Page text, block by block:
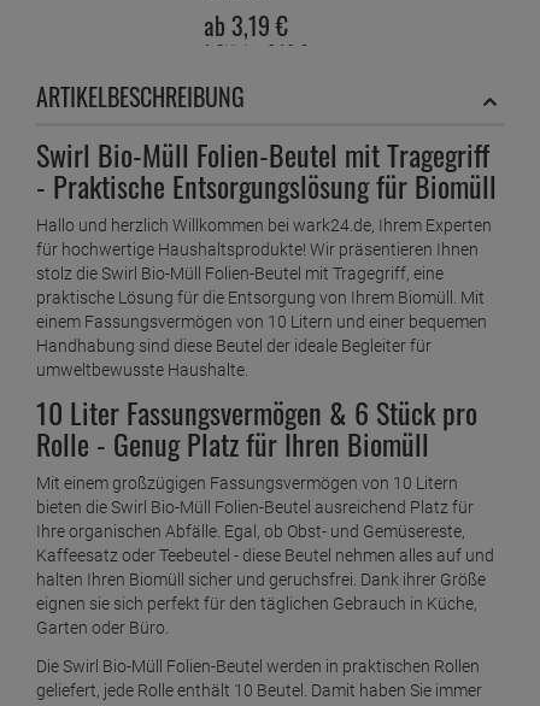
ab 3,19 €
1 Stück = 3, 19 €
6stk./Rolle
1 Stück = 3,19
Swirl Bio-Müll-Papier-Beutel 10L 10 Stück
ab1,69€
1 Stück =1,69 €
Swirl Fixierband Müllbeutel 10L ( 15 stk./ Rolle )
ab2,29€
1 Stück =2,29 €
Swirl Fixierband Müllbeutel 20L ( 15 stk./ Rolle )
ab2,19€
1 Stück =2, 19 €
Swirl Fixierband Müllbeutel 35L ( 10 stk./ Rolle )
ab2,29€
1 Stück =
Swirl Fixierband Müllbeutel 60L ( 10 stk./ Rolle )
ab2,29 €
ARTIKELBESCHREIBUNG
Swirl Bio-Müll Folien-Beutel mit Tragegriff
- Praktische Entsorgungslösung für Biomüll
Hallo und herzlich Willkommen bei wark24.de, Ihrem Experten
für hochwertige Haushaltsprodukte! Wir präsentieren Ihnen
stolz die Swirl Bio-Müll Folien-Beutel mit Tragegriff, eine
praktische Lösung für die Entsorgung von Ihrem Biomüll. Mit
einem Fassungsvermögen von 10 Litern und einer bequemen
Handhabung sind diese Beutel der ideale Begleiter für
umweltbewusste Haushalte.
10 Liter Fassungsvermögen & 6 Stück pro
Rolle - Genug Platz für Ihren Biomüll
Mit einem großzügigen Fassungsvermögen von 10 Litern
bieten die Swirl Bio-Müll Folien-Beutel ausreichend Platz für
Ihre organischen Abfälle. Egal, ob Obst- und Gemüsereste,
Kaffeesatz oder Teebeutel - diese Beutel nehmen alles auf und
halten Ihren Biomüll sicher und geruchsfrei. Dank ihrer Größe
eignen sie sich perfekt für den täglichen Gebrauch in Küche,
Garten oder Büro.
Die Swirl Bio-Müll Folien-Beutel werden in praktischen Rollen
geliefert, jede Rolle enthält 10 Beutel. Damit haben Sie immer